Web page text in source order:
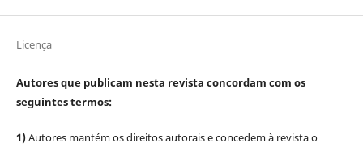
Licença
Autores que publicam nesta revista concordam com os
seguintes termos:
1)Autores mantém os direitos autorais e concedem à revista o